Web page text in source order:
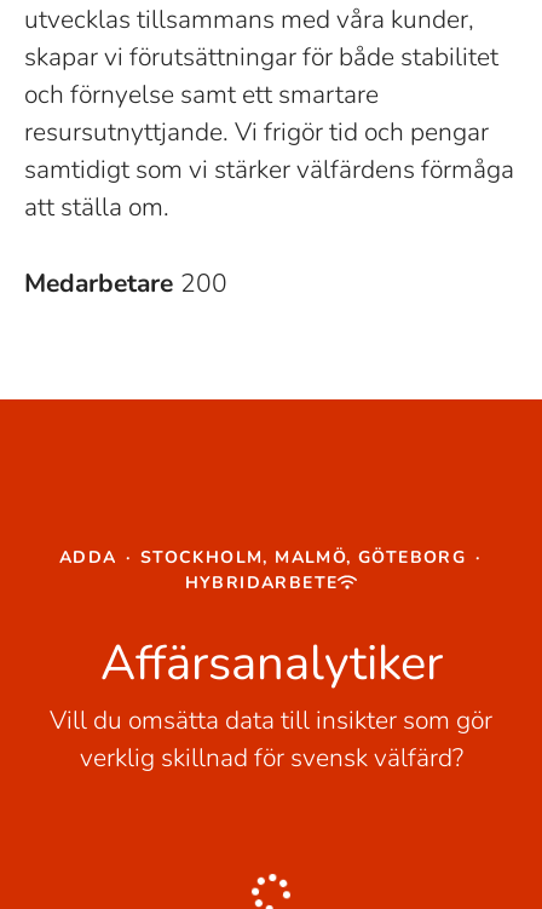
utvecklas tillsammans med våra kunder,
skapar vi förutsättningar för både stabilitet
och förnyelse samt ett smartare
resursutnyttjande. Vi frigör tid och pengar
samtidigt som vi stärker välfärdens förmåga
att ställa om.
Medarbetare 200
ADDA · STOCKHOLM, MALMÖ, GÖTEBORG ·
HYBRIDARBETE
Affärsanalytiker
Vill du omsätta data till insikter som gör
verklig skillnad för svensk välfärd?